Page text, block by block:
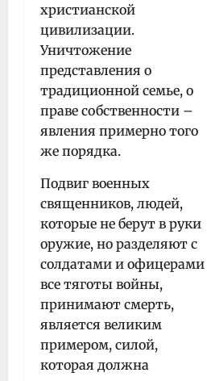
христианской
цивилизации.
Уничтожение
представления о
традиционной семье, о
праве собственности –
явления примерно того
же порядка.
Подвиг военных
священников, людей,
которые не берут в руки
оружие, но разделяют с
солдатами и офицерами
все тяготы войны,
принимают смерть,
является великим
примером, силой,
которая должна